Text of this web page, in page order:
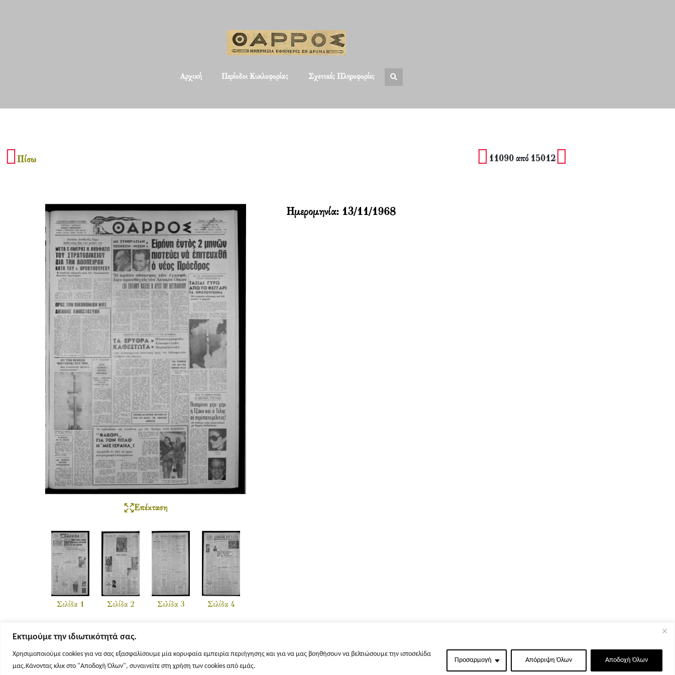
Εκτιμούμε την ιδιωτικότητά σας.
Χρησιμοποιούμε cookies για να σας εξασφαλίσουμε μία κορυφαία εμπειρία περιήγησης και για να μας βοηθήσουν να βελτιώσουμε την ιστοσελίδα
μας.Κάνοντας κλικ στο "Αποδοχή Όλων", συναινείτε στη χρήση των cookies από εμάς.
Προσαρμογή Απόρριψη Όλων Αποδοχή Όλων
Αρχική Περίοδοι Κυκλοφορίας Σχετικές Πληροφορίες
Πίσω 11090 από 15012
Επέκταση
Σελίδα 1 Σελίδα 2 Σελίδα 3 Σελίδα 4
Ημερομηνία: 13/11/1968